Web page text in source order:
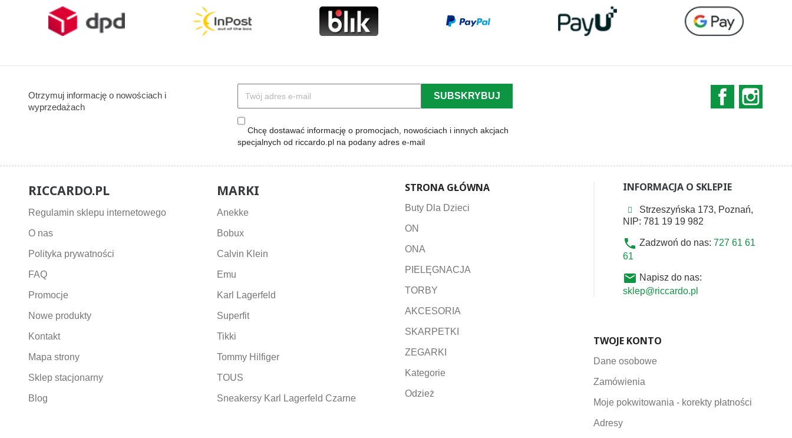
Otrzymuj informację o nowościach i
wyprzedażach
Chcę dostawać informację o promocjach, nowościach i innych akcjach
specjalnych od riccardo.pl na podany adres e-mail
Facebook
RICCARDO.PL
Regulamin sklepu internetowego
O nas
Polityka prywatności
FAQ
Promocje
Nowe produkty
Kontakt
Mapa strony
Sklep stacjonarny
Blog
MARKI
Anekke
Bobux
Calvin Klein
Emu
Karl Lagerfeld
Superfit
Tikki
Tommy Hilfiger
TOUS
Sneakersy Karl Lagerfeld Czarne
STRONA GŁÓWNA
Buty Dla Dzieci
ON
ONA
PIELĘGNACJA
TORBY
AKCESORIA
SKARPETKI
ZEGARKI
Kategorie
Odzież
INFORMACJA O SKLEPIE
Strzeszyńska 173, Poznań,
NIP: 781 19 19 982
phone Zadzwoń do nas: 727 61 61
61
email Napisz do nas:
sklep@riccardo.pl
TWOJE KONTO
Dane osobowe
Zamówienia
Moje pokwitowania - korekty płatności
Adresy